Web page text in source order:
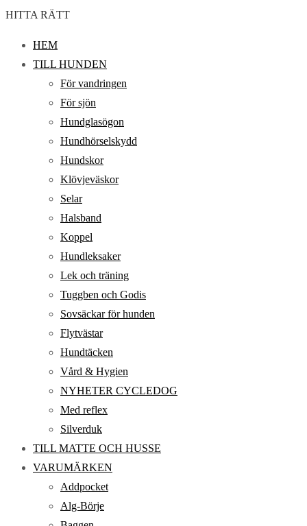
HITTA RÄTT
HEM
TILL HUNDEN
För vandringen
För sjön
Hundglasögon
Hundhörselskydd
Hundskor
Klövjeväskor
Selar
Halsband
Koppel
Hundleksaker
Lek och träning
Tuggben och Godis
Sovsäckar för hunden
Flytvästar
Hundtäcken
Vård & Hygien
NYHETER CYCLEDOG
Med reflex
Silverduk
TILL MATTE OCH HUSSE
VARUMÄRKEN
Addpocket
Alg-Börje